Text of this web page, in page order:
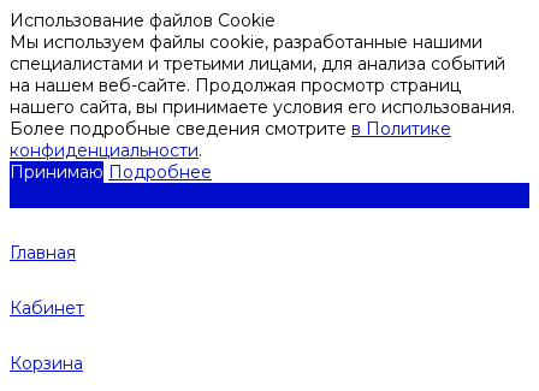
Использование файлов Cookie
Мы используем файлы cookie, разработанные нашими
специалистами и третьими лицами, для анализа событий
на нашем веб-сайте. Продолжая просмотр страниц
нашего сайта, вы принимаете условия его использования.
Более подробные сведения смотрите в Политике
конфиденциальности.
Принимаю Подробнее
Главная
Кабинет
Корзина